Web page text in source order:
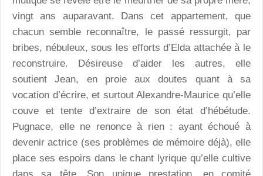
vingt ans auparavant. Dans cet appartement, que
chacun semble reconnaître, le passé ressurgit, par
bribes, nébuleux, sous les efforts d’Elda attachée à le
reconstruire. Désireuse d’aider les autres, elle
soutient Jean, en proie aux doutes quant à sa
vocation d’écrire, et surtout Alexandre-Maurice qu’elle
couve et tente d’extraire de son état d’hébétude.
Pugnace, elle ne renonce à rien : ayant échoué à
devenir actrice (ses problèmes de mémoire déjà), elle
place ses espoirs dans le chant lyrique qu’elle cultive
dans sa tête. Son unique prestation, en comité